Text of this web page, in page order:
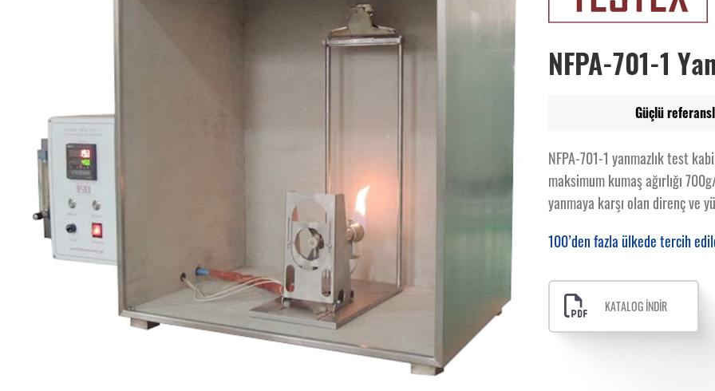
NFPA-701-1
Güçlü
NFPA-701-1 yanmazlık test
maksimum kumaş ağırlığı
yanmaya karşı olan direnç ve
100’den fazla ülkede tercih
KATALOG İNDİR